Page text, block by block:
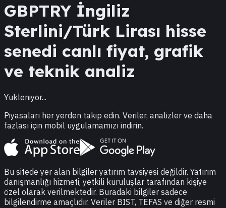
GBPTRY İngiliz
Sterlini/Türk Lirası hisse
senedi canlı fiyat, grafik
ve teknik analiz
Yukleniyor...
Piyasaları her yerden takip edin. Veriler, analizler ve daha
fazlası için mobil uygulamamızı indirin.
Bu sitede yer alan bilgiler yatırım tavsiyesi değildir. Yatırım
danışmanlığı hizmeti, yetkili kuruluşlar tarafından kişiye
özel olarak verilmektedir. Buradaki bilgiler sadece
bilgilendirme amaçlıdır. Veriler BIST, TEFAS ve diğer resmi